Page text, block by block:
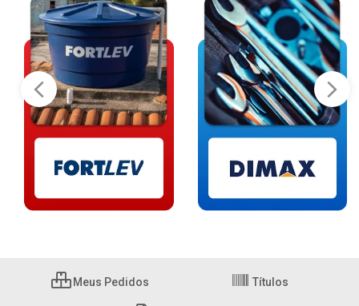
Meus Pedidos Títulos